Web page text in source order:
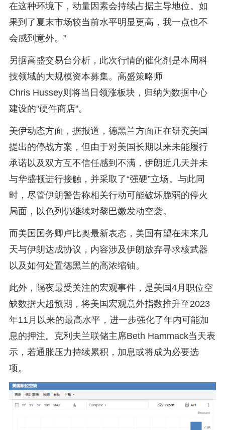
在这种环境下，动量因素会持续占据主导地位。如
果到了夏末市场较当前水平明显更高，我一点也不
会感到意外。”
另据高盛交易台分析，此次行情的催化剂是本周科
技领域的大规模资本募集。高盛策略师
Chris Hussey则将当日领涨板块，归纳为数据中心
建设的"硬件商店"。
美伊动态方面，据报道，德黑兰方面正在研究美国
提出的停战方案，但由于对美国长期以来未能履行
承诺以及双方互不信任感到不满，伊朗近几天并未
与华盛顿进行接触，并采取了“强硬”立场。与此同
时，尽管伊朗警告称相关行动可能破坏脆弱的停火
局面，以色列仍继续对黎巴嫩发动空袭。
而美国国务卿卢比奥最新表态，美国有望在未来几
天与伊朗达成协议，内容涉及伊朗放弃寻求核武器
以及如何处置德黑兰的高浓缩铀。
此外，隔夜最受关注的宏观事件，是美国4月职位空
缺数据大超预期，将美国宏观意外指数推升至2023
年11月以来的最高水平，进一步强化了年内可能加
息的押注。克利夫兰联储主席Beth Hammack当天表
示，若通胀压力持续累积，加息或将成为必要选
项。